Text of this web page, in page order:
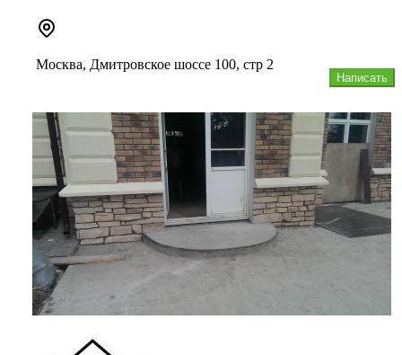
...
Написать
Москва, Дмитровское шоссе 100, стр 2